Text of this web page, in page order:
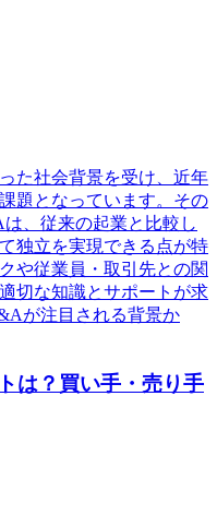
た社会背景を受け、近年
題となっています。その
、従来の起業と比較し
独立を実現できる点が特
や従業員・取引先との関
切な知識とサポートが求
が注目される背景か
は？買い手・売り手